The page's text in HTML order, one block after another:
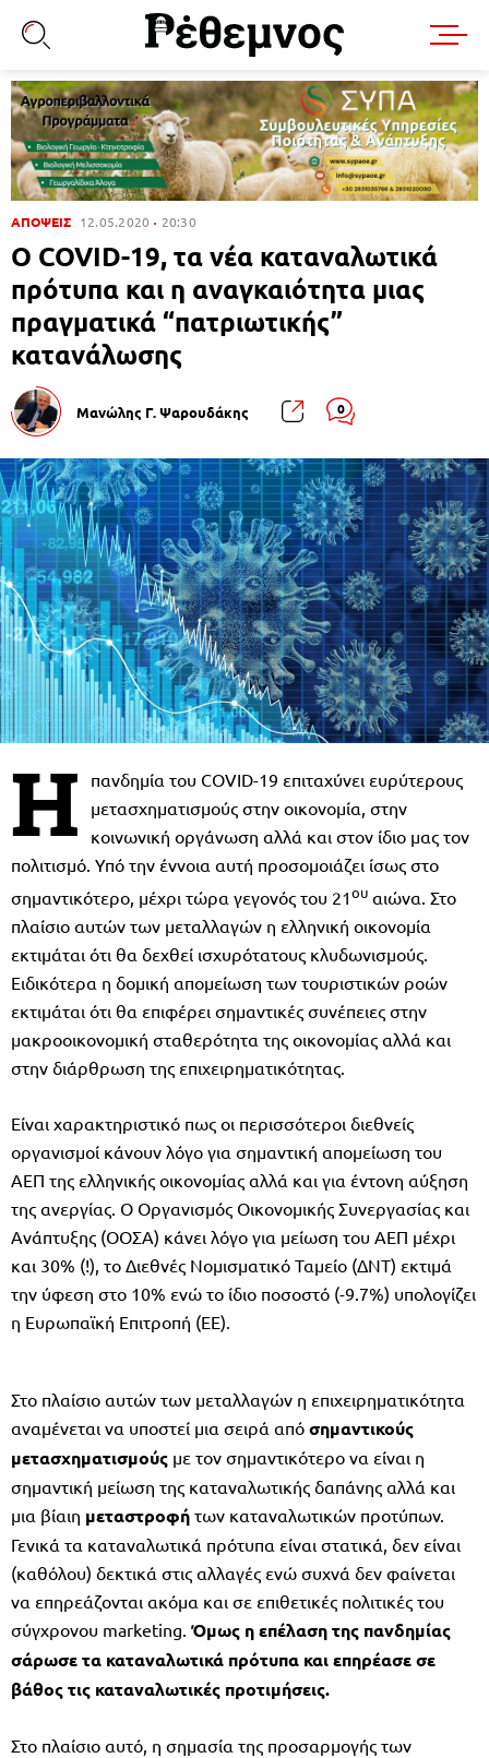
ΑΠΟΨΕΙΣ 12.05.2020 20:30
Ο COVID-19, τα νέα καταναλωτικά
πρότυπα και η αναγκαιότητα μιας
πραγματικά “πατριωτικής”
κατανάλωσης
Μανώλης Γ. Ψαρουδάκης 0
H
πανδημία του COVID-19 επιταχύνει ευρύτερους
μετασχηματισμούς στην οικονομία, στην
κοινωνική οργάνωση αλλά και στον ίδιο μας τον
πολιτισμό. Υπό την έννοια αυτή προσομοιάζει ίσως στο
σημαντικότερο, μέχρι τώρα γεγονός του 21ου αιώνα. Στο
πλαίσιο αυτών των μεταλλαγών η ελληνική οικονομία
εκτιμάται ότι θα δεχθεί ισχυρότατους κλυδωνισμούς.
Ειδικότερα η δομική απομείωση των τουριστικών ροών
εκτιμάται ότι θα επιφέρει σημαντικές συνέπειες στην
μακροοικονομική σταθερότητα της οικονομίας αλλά και
στην διάρθρωση της επιχειρηματικότητας.
Είναι χαρακτηριστικό πως οι περισσότεροι διεθνείς
οργανισμοί κάνουν λόγο για σημαντική απομείωση του
ΑΕΠ της ελληνικής οικονομίας αλλά και για έντονη αύξηση
της ανεργίας. Ο Οργανισμός Οικονομικής Συνεργασίας και
Ανάπτυξης (ΟΟΣΑ) κάνει λόγο για μείωση του ΑΕΠ μέχρι
και 30% (!), το Διεθνές Νομισματικό Ταμείο (ΔΝΤ) εκτιμά
την ύφεση στο 10% ενώ το ίδιο ποσοστό (-9.7%) υπολογίζει
η Ευρωπαϊκή Επιτροπή (EE).
Στο πλαίσιο αυτών των μεταλλαγών η επιχειρηματικότητα
αναμένεται να υποστεί μια σειρά από σημαντικούς
μετασχηματισμούς με τον σημαντικότερο να είναι η
σημαντική μείωση της καταναλωτικής δαπάνης αλλά και
μια βίαιη μεταστροφή των καταναλωτικών προτύπων.
Γενικά τα καταναλωτικά πρότυπα είναι στατικά, δεν είναι
(καθόλου) δεκτικά στις αλλαγές ενώ συχνά δεν φαίνεται
να επηρεάζονται ακόμα και σε επιθετικές πολιτικές του
σύγχρονου marketing. Όμως η επέλαση της πανδημίας
σάρωσε τα καταναλωτικά πρότυπα και επηρέασε σε
βάθος τις καταναλωτικές προτιμήσεις.
Στο πλαίσιο αυτό, η σημασία της προσαρμογής των